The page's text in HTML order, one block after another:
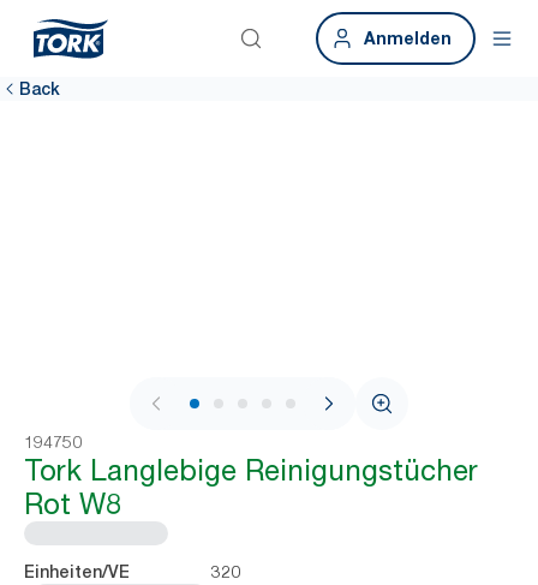
Anmelden
Back
1 / 6
194750
Tork Langlebige Reinigungstücher
Rot W8
Einheiten/VE 320